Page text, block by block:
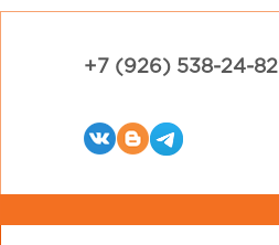
+7 (926) 538-24-82